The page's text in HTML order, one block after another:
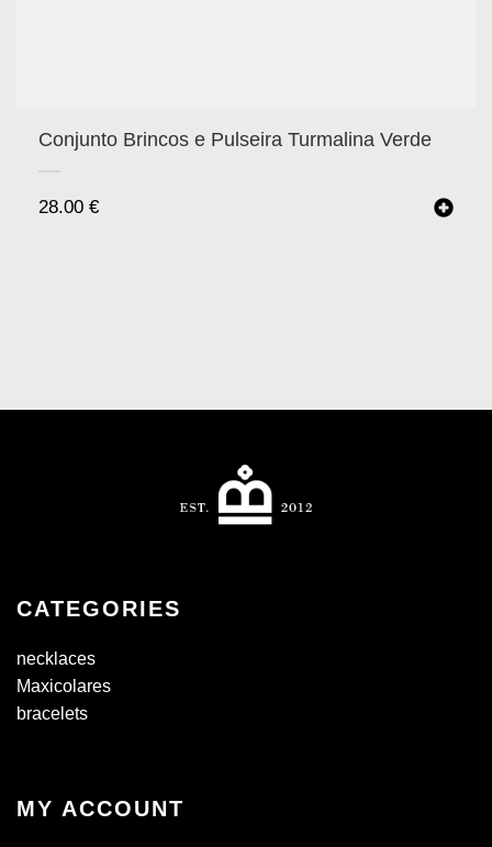
Conjunto Brincos e Pulseira Turmalina Verde
28.00 €
CATEGORIES
necklaces
Maxicolares
bracelets
MY ACCOUNT